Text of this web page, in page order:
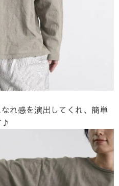
れ感を演出してくれ、簡単
♪